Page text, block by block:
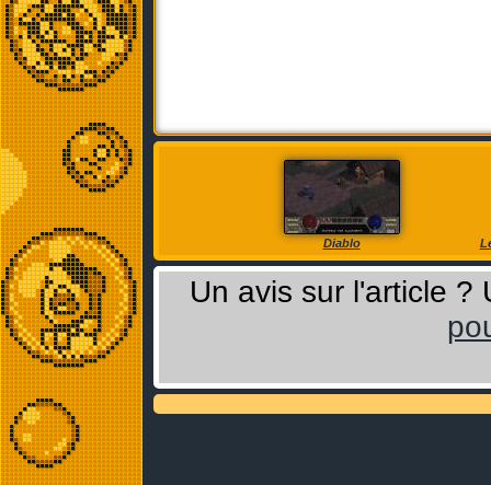
Diablo
Un avis sur l'article